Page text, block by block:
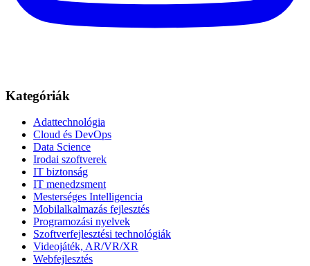
Kategóriák
Adattechnológia
Cloud és DevOps
Data Science
Irodai szoftverek
IT biztonság
IT menedzsment
Mesterséges Intelligencia
Mobilalkalmazás fejlesztés
Programozási nyelvek
Szoftverfejlesztési technológiák
Videojáték, AR/VR/XR
Webfejlesztés